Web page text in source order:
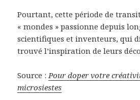
Pourtant, cette période de
« mondes » passionne depuis
scientifiques et inventeurs, qui
trouvé l’inspiration de leurs
Source :Pour doper votre
microsiestes